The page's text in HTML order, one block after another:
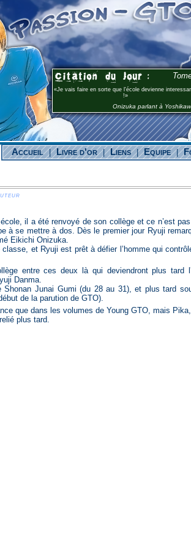
Je vais faire en sorte que l'école devienne
!
Onizuka parlant à
Accueil | Livre d'or | Liens | Equipe |
à se mettre à dos. Dès le premier jour Ryuji
Eikichi Onizuka.
et Ryuji est prêt à défier l’homme qui
Danma.
Junai Gumi (du 28 au 31), et plus tard
de la parution de GTO).
que dans les volumes de Young GTO, mais
plus tard.